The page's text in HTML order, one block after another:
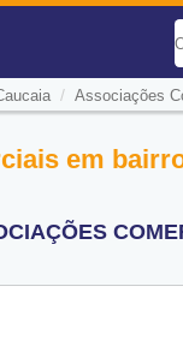
/ Associações
em